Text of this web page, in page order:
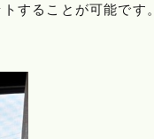
することが可能です。